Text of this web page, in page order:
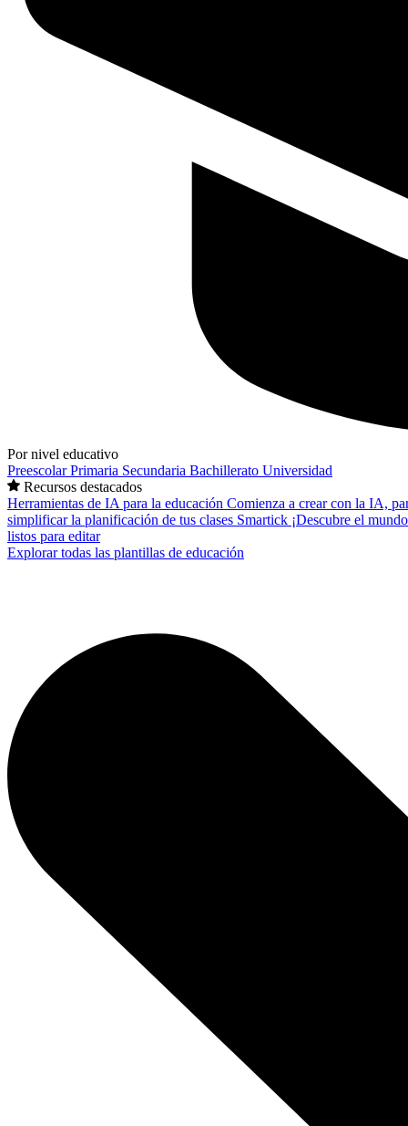
Por nivel educativo
PreescolarPrimaria Secundaria Bachillerato Universidad
Recursos destacados
Herramientas de IA para la educación Comienza a crear con la IA,
simplificar la planificación de tus clases Smartick ¡Descubre el
listos para editar
Explorar todas las plantillas de educación